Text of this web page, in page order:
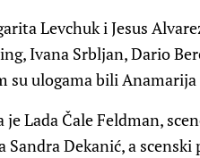
Levchuk i Jesus
Ivana Srbljan, Dario
ulogama bili
Lada Čale Feldman,
Dekanić, a